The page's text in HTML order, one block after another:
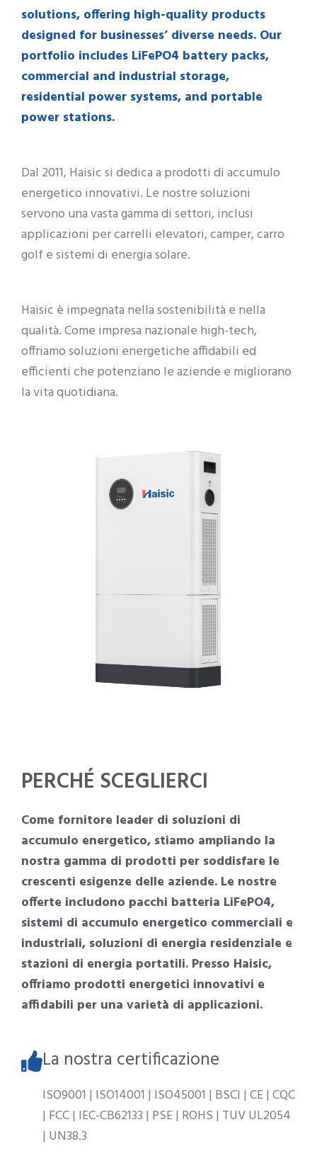
solutions, offering high-quality products
designed for businesses’ diverse needs. Our
portfolio includes LiFePO4 battery packs,
commercial and industrial storage,
residential power systems, and portable
power stations.
Dal 2011, Haisic si dedica a prodotti di accumulo
energetico innovativi. Le nostre soluzioni
servono una vasta gamma di settori, inclusi
applicazioni per carrelli elevatori, camper, carro
golf e sistemi di energia solare.
Haisic è impegnata nella sostenibilità e nella
qualità. Come impresa nazionale high-tech,
offriamo soluzioni energetiche affidabili ed
efficienti che potenziano le aziende e migliorano
la vita quotidiana.
PERCHÉ SCEGLIERCI
Come fornitore leader di soluzioni di
accumulo energetico, stiamo ampliando la
nostra gamma di prodotti per soddisfare le
crescenti esigenze delle aziende. Le nostre
offerte includono pacchi batteria LiFePO4,
sistemi di accumulo energetico commerciali e
industriali, soluzioni di energia residenziale e
stazioni di energia portatili. Presso Haisic,
offriamo prodotti energetici innovativi e
affidabili per una varietà di applicazioni.
La nostra certificazione
ISO9001 | ISO14001 | ISO45001 | BSCI | CE | CQC
| FCC | IEC-CB62133 | PSE | ROHS | TUV UL2054
| UN38.3